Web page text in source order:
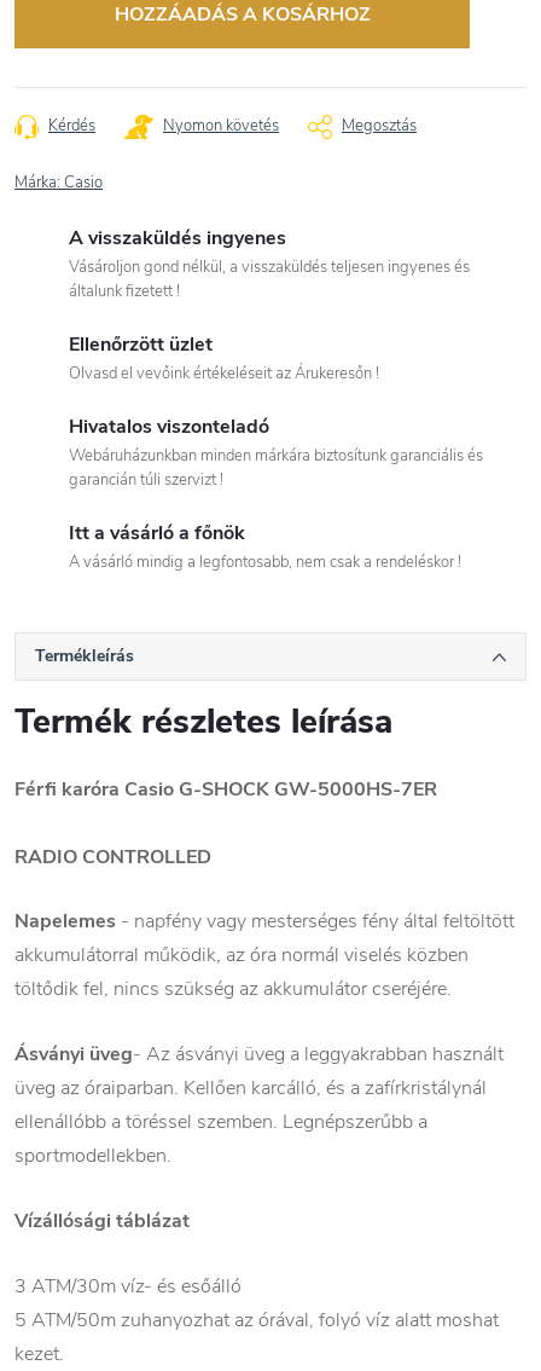
HOZZÁADÁS A KOSÁRHOZ
Kérdés Nyomon követés Megosztás
Márka: Casio
A visszaküldés ingyenes
Vásároljon gond nélkül, a visszaküldés teljesen ingyenes és
általunk fizetett !
Ellenőrzött üzlet
Olvasd el vevőink értékeléseit az Árukeresőn !
Hivatalos viszonteladó
Webáruházunkban minden márkára biztosítunk garanciális és
garancián túli szervizt !
Itt a vásárló a főnök
A vásárló mindig a legfontosabb, nem csak a rendeléskor !
Termékleírás
Termék részletes leírása
Férfi karóra Casio G-SHOCK GW-5000HS-7ER
RADIO CONTROLLED
Napelemes - napfény vagy mesterséges fény által feltöltött
akkumulátorral működik, az óra normál viselés közben
töltődik fel, nincs szükség az akkumulátor cseréjére.
Ásványi üveg- Az ásványi üveg a leggyakrabban használt
üveg az óraiparban. Kellően karcálló, és a zafírkristálynál
ellenállóbb a töréssel szemben. Legnépszerűbb a
sportmodellekben.
Vízállósági táblázat
3 ATM/30m víz- és esőálló
5 ATM/50m zuhanyozhat az órával, folyó víz alatt moshat
kezet.